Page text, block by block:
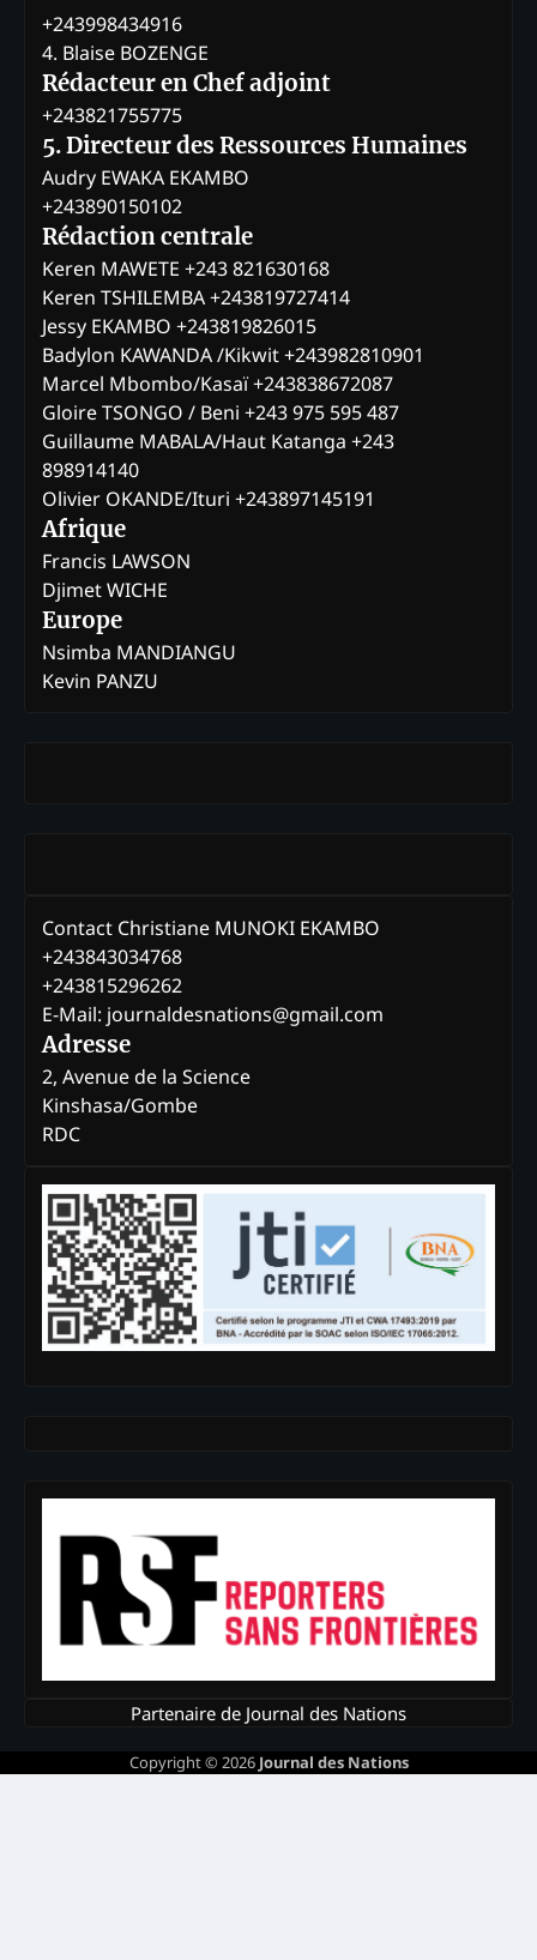
+243998434916
4. Blaise BOZENGE
Rédacteur en Chef adjoint
+243821755775
5. Directeur des Ressources Humaines
Audry EWAKA EKAMBO
+243890150102
Rédaction centrale
Keren MAWETE +243 821630168
Keren TSHILEMBA +243819727414
Jessy EKAMBO +243819826015
Badylon KAWANDA /Kikwit +243982810901
Marcel Mbombo/Kasaï +243838672087
Gloire TSONGO / Beni +243 975 595 487
Guillaume MABALA/Haut Katanga +243
898914140
Olivier OKANDE/Ituri +243897145191
Afrique
Francis LAWSON
Djimet WICHE
Europe
Nsimba MANDIANGU
Kevin PANZU
Contact Christiane MUNOKI EKAMBO
+243843034768
+243815296262
E-Mail: journaldesnations@gmail.com
Adresse
2, Avenue de la Science
Kinshasa/Gombe
RDC
Partenaire de Journal des Nations
Copyright © 2026 Journal des Nations